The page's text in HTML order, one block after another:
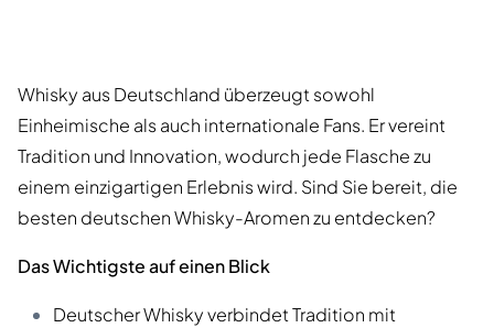
Whisky aus Deutschland überzeugt sowohl
Einheimische als auch internationale Fans. Er vereint
Tradition und Innovation, wodurch jede Flasche zu
einem einzigartigen Erlebnis wird. Sind Sie bereit, die
besten deutschen Whisky-Aromen zu entdecken?
Das Wichtigste auf einen Blick
Deutscher Whisky verbindet Tradition mit